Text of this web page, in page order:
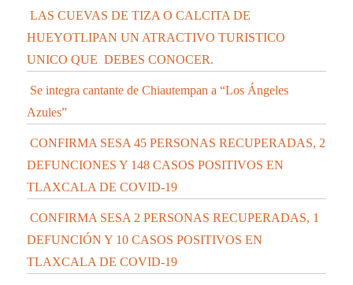
LAS CUEVAS DE TIZA O CALCITA DE
HUEYOTLIPAN UN ATRACTIVO TURISTICO
UNICO QUE DEBES CONOCER.
Se integra cantante de Chiautempan a “Los Ángeles
Azules”
CONFIRMA SESA 45 PERSONAS RECUPERADAS, 2
DEFUNCIONES Y 148 CASOS POSITIVOS EN
TLAXCALA DE COVID-19
CONFIRMA SESA 2 PERSONAS RECUPERADAS, 1
DEFUNCIÓN Y 10 CASOS POSITIVOS EN
TLAXCALA DE COVID-19